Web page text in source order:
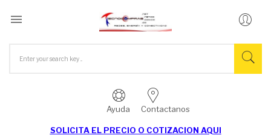

Ayuda Contactanos
SOLICITA EL PRECIO O COTIZACION AQUI